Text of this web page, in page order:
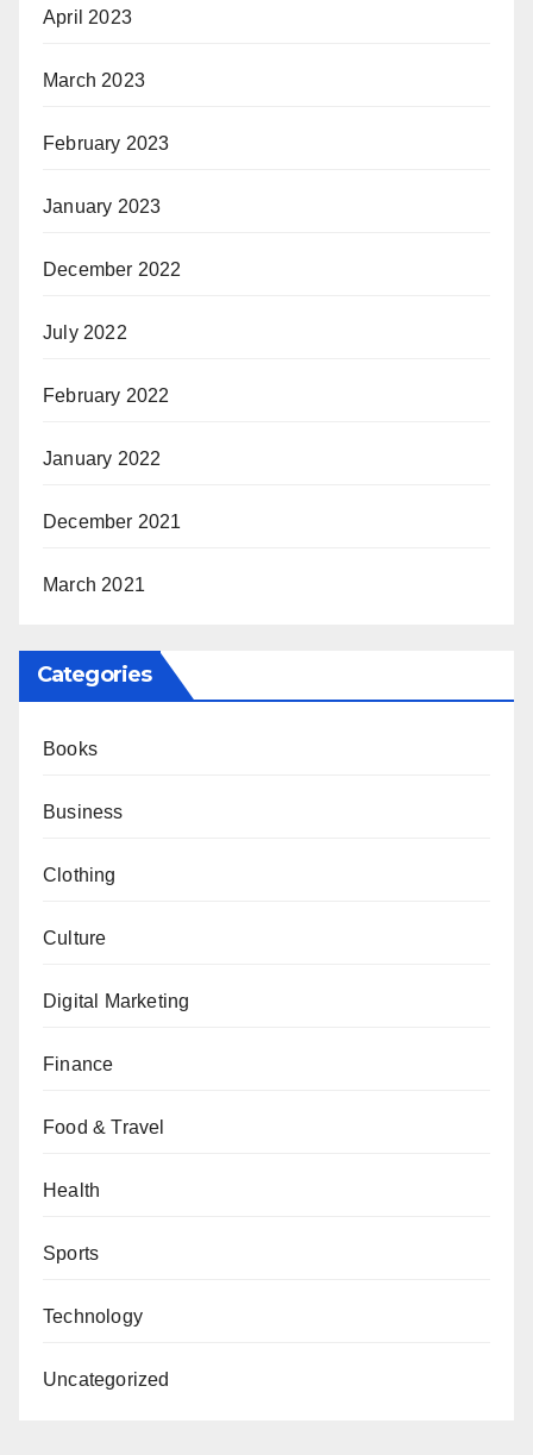
April 2023
March 2023
February 2023
January 2023
December 2022
July 2022
February 2022
January 2022
December 2021
March 2021
Categories
Books
Business
Clothing
Culture
Digital Marketing
Finance
Food & Travel
Health
Sports
Technology
Uncategorized